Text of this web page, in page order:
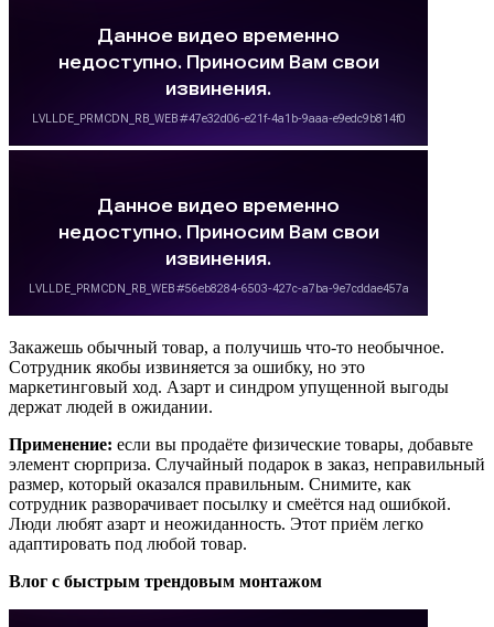
Закажешь обычный товар, а получишь что-то необычное.
Сотрудник якобы извиняется за ошибку, но это
маркетинговый ход. Азарт и синдром упущенной выгоды
держат людей в ожидании.
Применение: если вы продаёте физические товары, добавьте
элемент сюрприза. Случайный подарок в заказ, неправильный
размер, который оказался правильным. Снимите, как
сотрудник разворачивает посылку и смеётся над ошибкой.
Люди любят азарт и неожиданность. Этот приём легко
адаптировать под любой товар.
Влог с быстрым трендовым монтажом